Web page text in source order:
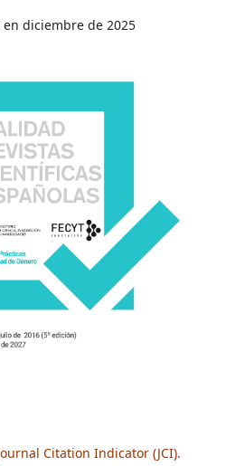
en diciembre de 2025
Citation Indicator (JCI).